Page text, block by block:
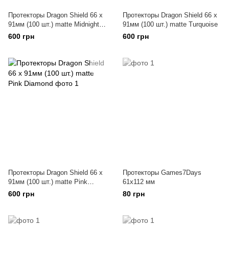
Протекторы Dragon Shield 66 x
91мм (100 шт.) matte Midnight
Blue
600 грн
Протекторы Dragon Shield 66 x
91мм (100 шт.) matte Turquoise
600 грн
Протекторы Dragon Shield 66 x
91мм (100 шт.) matte Pink
Diamond
600 грн
Протекторы Games7Days
61x112 мм
80 грн